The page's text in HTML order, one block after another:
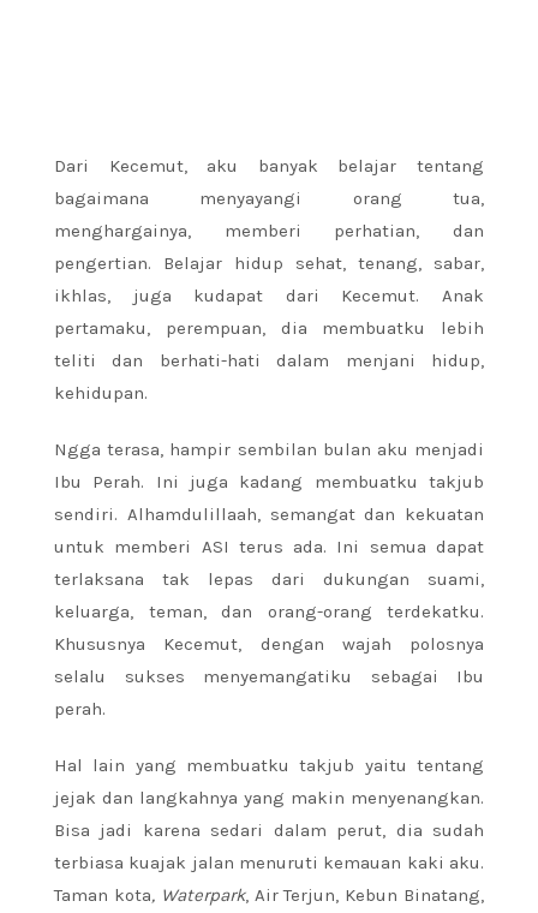
Dari Kecemut, aku banyak belajar tentang
bagaimana menyayangi orang tua,
menghargainya, memberi perhatian, dan
pengertian. Belajar hidup sehat, tenang, sabar,
ikhlas, juga kudapat dari Kecemut. Anak
pertamaku, perempuan, dia membuatku lebih
teliti dan berhati-hati dalam menjani hidup,
kehidupan.
Ngga terasa, hampir sembilan bulan aku menjadi
Ibu Perah. Ini juga kadang membuatku takjub
sendiri. Alhamdulillaah, semangat dan kekuatan
untuk memberi ASI terus ada. Ini semua dapat
terlaksana tak lepas dari dukungan suami,
keluarga, teman, dan orang-orang terdekatku.
Khususnya Kecemut, dengan wajah polosnya
selalu sukses menyemangatiku sebagai Ibu
perah.
Hal lain yang membuatku takjub yaitu tentang
jejak dan langkahnya yang makin menyenangkan.
Bisa jadi karena sedari dalam perut, dia sudah
terbiasa kuajak jalan menuruti kemauan kaki aku.
Taman kota, Waterpark, Air Terjun, Kebun Binatang,